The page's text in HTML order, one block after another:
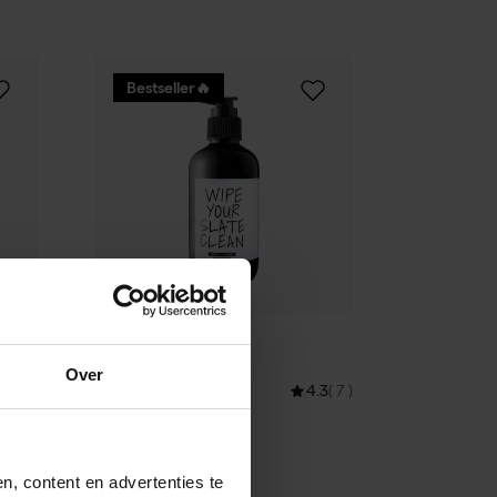
Over
content en advertenties te
Bestseller🔥
€21,95
200 ml (10,98 € /100 ml)
4.3( 7 )
Lotion